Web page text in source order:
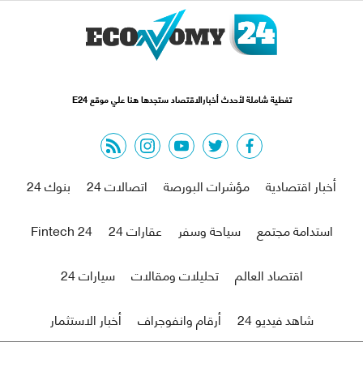
تغطية شاملة لأحدث أخبارالاقتصاد ستجدها هنا علي موقع E24
facebook
twitter
youtube
instagram
rss feed
أخبار اقتصادية
مؤشرات البورصة اتصالات 24
بنوك 24
استدامة مجتمع
سياحة وسفر عقارات 24
Fintech 24
اقتصاد العالم
تحليلات ومقالات
سيارات 24
شاهد فيديو 24
أرقام وانفوجراف أخبار الاستثمار